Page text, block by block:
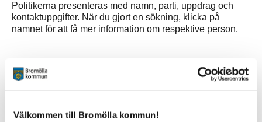
Välkommen till Bromölla kommun!
Politikerna presenteras med namn, parti, uppdrag och
kontaktuppgifter. När du gjort en sökning, klicka på
namnet för att få mer information om respektive person.